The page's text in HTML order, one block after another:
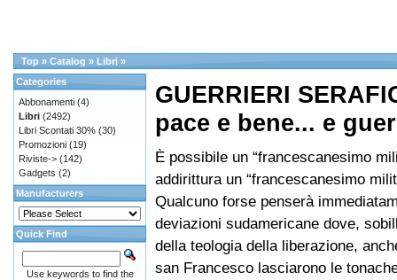
Top » Catalog » Libri »
GUERRIERI
pace e bene... e
È possibile un “francescanesimo
addirittura un “francescanesimo
Qualcuno forse penserà
deviazioni sudamericane dove,
della teologia della liberazione,
san Francesco lasciarono le
Categories
Abbonamenti (4)
Libri (2492)
Libri Scontati 30% (30)
Promozioni (19)
Riviste-> (142)
Gadgets (2)
Manufacturers
Quick Find
Use keywords to find the